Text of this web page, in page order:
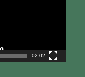
02:02